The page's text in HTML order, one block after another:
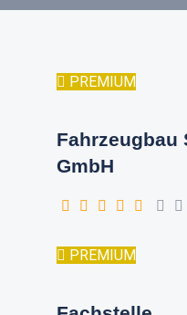
PREMIUM
Fahrzeugbau
GmbH
PREMIUM